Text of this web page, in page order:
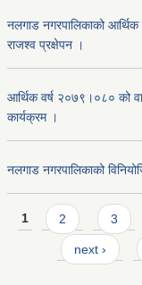
नलगाड नगरपालिकाको
राजश्व प्रक्षेपन ।
आर्थिक वर्ष २०७९।०८० को
कार्यक्रम ।
नलगाड नगरपालिकाको
Pages
1 2 3
next ›